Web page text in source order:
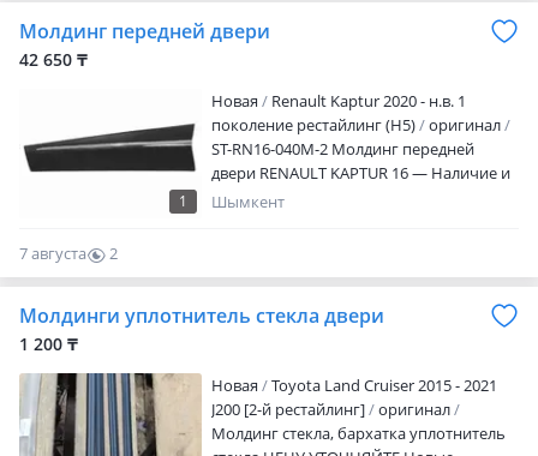
Молдинг передней двери
42 650 ₸
1
Новая
Renault Kaptur 2020 - н.в. 1
поколение рестайлинг (H5)
оригинал
ST-RN16-040M-2 Молдинг передней
двери RENAULT KAPTUR 16 — Наличие и
актуальную цену уточняйте у
Шымкент
7 августа
2
0
Молдинги уплотнитель стекла двери
1 200 ₸
Новая
Toyota Land Cruiser 2015 - 2021
J200 [2-й рестайлинг]
оригинал
Молдинг стекла, бархатка уплотнитель